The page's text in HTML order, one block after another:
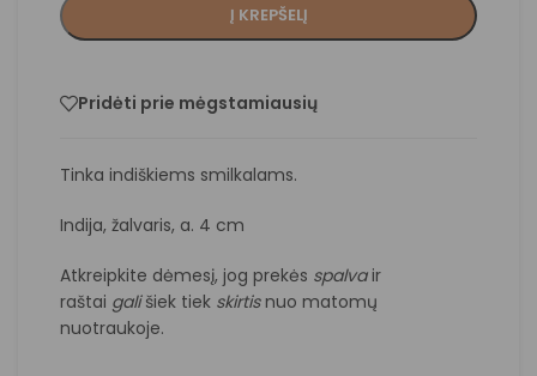
Į KREPŠELĮ
Pridėti prie mėgstamiausių
Tinka indiškiems smilkalams.
Indija, žalvaris, a. 4 cm
Atkreipkite dėmesį, jog prekės spalvair
raštai gališiek tiek skirtisnuo matomų
nuotraukoje.